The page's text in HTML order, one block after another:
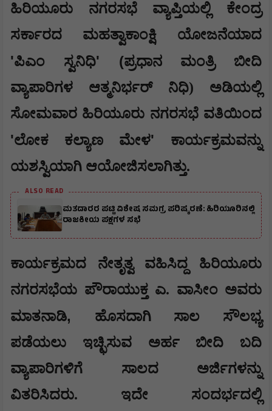
ಹಿರಿಯೂರು ನಗರಸಭೆ ವ್ಯಾಪ್ತಿಯಲ್ಲಿ ಕೇಂದ್ರ
ಸರ್ಕಾರದ ಮಹತ್ವಾಕಾಂಕ್ಷಿ ಯೋಜನೆಯಾದ
'ಪಿಎಂ ಸ್ವನಿಧಿ' (ಪ್ರಧಾನ ಮಂತ್ರಿ ಬೀದಿ
ವ್ಯಾಪಾರಿಗಳ ಆತ್ಮನಿರ್ಭರ್ ನಿಧಿ) ಅಡಿಯಲ್ಲಿ
ಸೋಮವಾರ ಹಿರಿಯೂರು ನಗರಸಭೆ ವತಿಯಿಂದ
'ಲೋಕ ಕಲ್ಯಾಣ ಮೇಳ' ಕಾರ್ಯಕ್ರಮವನ್ನು
ಯಶಸ್ವಿಯಾಗಿ ಆಯೋಜಿಸಲಾಗಿತ್ತು.
ALSO READ
ಮತದಾರರ ಪಟ್ಟಿ ವಿಶೇಷ ಸಮಗ್ರ ಪರಿಷ್ಕರಣೆ: ಹಿರಿಯೂರಿನಲ್ಲಿ
ರಾಜಕೀಯ ಪಕ್ಷಗಳ ಸಭೆ
ಕಾರ್ಯಕ್ರಮದ ನೇತೃತ್ವ ವಹಿಸಿದ್ದ ಹಿರಿಯೂರು
ನಗರಸಭೆಯ ಪೌರಾಯುಕ್ತ ಎ. ವಾಸೀಂ ಅವರು
ಮಾತನಾಡಿ, ಹೊಸದಾಗಿ ಸಾಲ ಸೌಲಭ್ಯ
ಪಡೆಯಲು ಇಚ್ಛಿಸುವ ಅರ್ಹ ಬೀದಿ ಬದಿ
ವ್ಯಾಪಾರಿಗಳಿಗೆ ಸಾಲದ ಅರ್ಜಿಗಳನ್ನು
ವಿತರಿಸಿದರು. ಇದೇ ಸಂದರ್ಭದಲ್ಲಿ